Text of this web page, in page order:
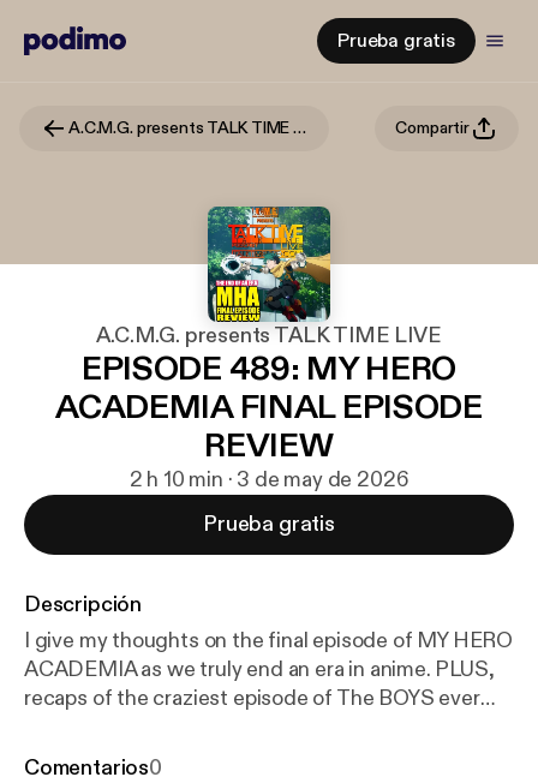
Prueba gratis
A.C.M.G. presents TALK TIME LIVE Compartir
A.C.M.G. presents TALK TIME LIVE
EPISODE 489: MY HERO
ACADEMIA FINAL EPISODE
REVIEW
2 h 10 min · 3 de may de 2026
Prueba gratis
Descripción
I give my thoughts on the final episode of MY HERO
ACADEMIA as we truly end an era in anime. PLUS,
recaps of the craziest episode of The BOYS ever
Daredevil Born Again, as well as lots of news going
Comentarios0